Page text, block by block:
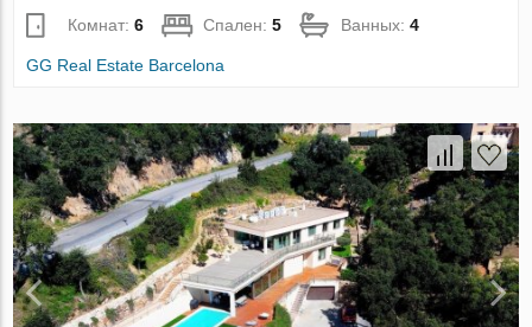
Комнат:6 Спален:5 Ванных:4
GG Real Estate Barcelona